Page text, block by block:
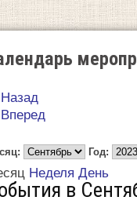
Назад
Вперед
Год:
Неделя День
в